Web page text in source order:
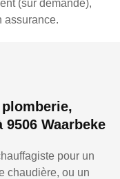
(sur demande),
assurance.
Waarbeke
pour un
chaudière, ou un